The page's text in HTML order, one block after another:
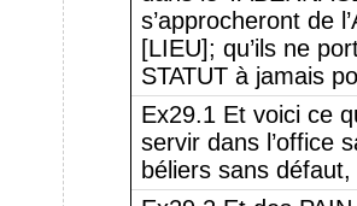
s’approcheront de
[LIEU]; qu’ils ne
STATUT à jamais
Ex29.1 Et voici ce
servir dans l’office
béliers sans défaut,